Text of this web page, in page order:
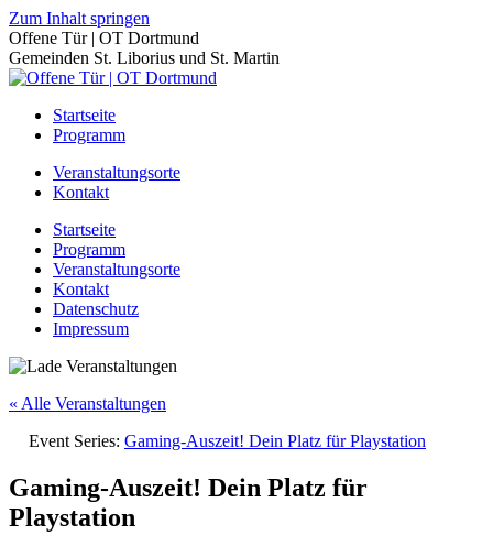
Zum Inhalt springen
Offene Tür | OT Dortmund
Gemeinden St. Liborius und St. Martin
Startseite
Programm
Veranstaltungsorte
Kontakt
Startseite
Programm
Veranstaltungsorte
Kontakt
Datenschutz
Impressum
« Alle Veranstaltungen
Event Series: Gaming-Auszeit! Dein Platz für Playstation
Gaming-Auszeit! Dein Platz für
Playstation